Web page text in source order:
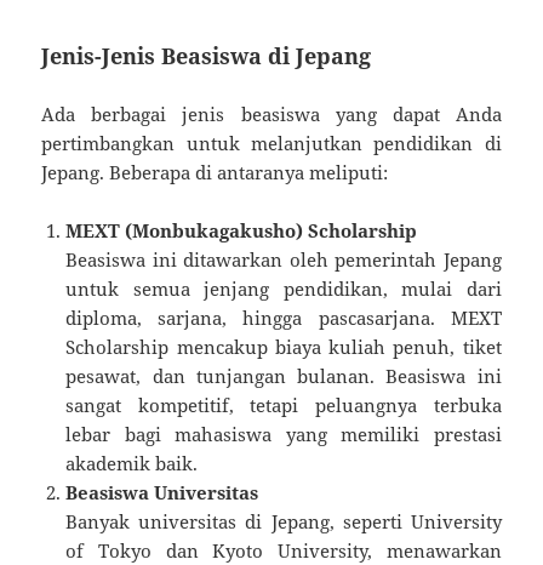
Jenis-Jenis Beasiswa di Jepang
Ada berbagai jenis beasiswa yang dapat Anda
pertimbangkan untuk melanjutkan pendidikan di
Jepang. Beberapa di antaranya meliputi:
MEXT (Monbukagakusho) Scholarship
Beasiswa ini ditawarkan oleh pemerintah Jepang
untuk semua jenjang pendidikan, mulai dari
diploma, sarjana, hingga pascasarjana. MEXT
Scholarship mencakup biaya kuliah penuh, tiket
pesawat, dan tunjangan bulanan. Beasiswa ini
sangat kompetitif, tetapi peluangnya terbuka
lebar bagi mahasiswa yang memiliki prestasi
akademik baik.
Beasiswa Universitas
Banyak universitas di Jepang, seperti University
of Tokyo dan Kyoto University, menawarkan